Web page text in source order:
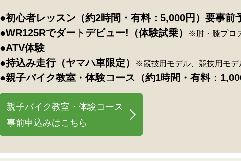
●初心者レッスン（約2時間・有料：5,000円）要事前
●WR125Rでダートデビュー!（体験試乗） ※肘・膝プロ
●ATV体験
●持込み走行（ヤマハ車限定）
※競技用モデル、競技用モデ
●親子バイク教室・体験コース（約1時間・有料：
親子バイク教室・体験コース
事前申込みはこちら